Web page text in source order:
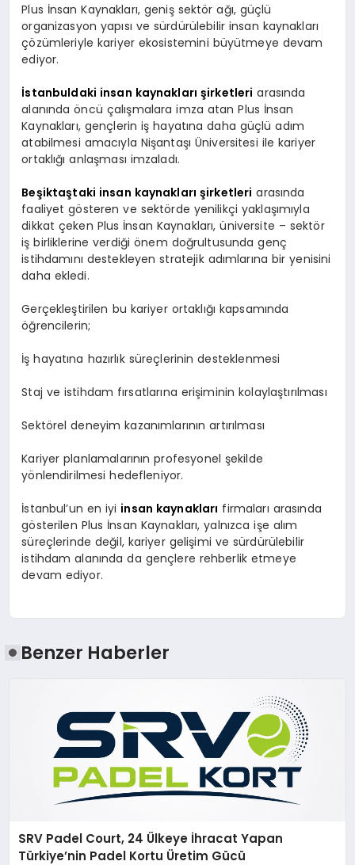
Plus İnsan Kaynakları, geniş sektör ağı, güçlü
organizasyon yapısı ve sürdürülebilir insan kaynakları
çözümleriyle kariyer ekosistemini büyütmeye devam
ediyor.
İstanbuldaki insan kaynakları şirketleri arasında
alanında öncü çalışmalara imza atan Plus İnsan
Kaynakları, gençlerin iş hayatına daha güçlü adım
atabilmesi amacıyla Nişantaşı Üniversitesi ile kariyer
ortaklığı anlaşması imzaladı.
Beşiktaştaki insan kaynakları şirketleri arasında
faaliyet gösteren ve sektörde yenilikçi yaklaşımıyla
dikkat çeken Plus İnsan Kaynakları, üniversite – sektör
iş birliklerine verdiği önem doğrultusunda genç
istihdamını destekleyen stratejik adımlarına bir yenisini
daha ekledi.
Gerçekleştirilen bu kariyer ortaklığı kapsamında
öğrencilerin;
İş hayatına hazırlık süreçlerinin desteklenmesi
Staj ve istihdam fırsatlarına erişiminin kolaylaştırılması
Sektörel deneyim kazanımlarının artırılması
Kariyer planlamalarının profesyonel şekilde
yönlendirilmesi hedefleniyor.
İstanbul’un en iyi insan kaynakları firmaları arasında
gösterilen Plus İnsan Kaynakları, yalnızca işe alım
süreçlerinde değil, kariyer gelişimi ve sürdürülebilir
istihdam alanında da gençlere rehberlik etmeye
devam ediyor.
Benzer Haberler
SRV Padel Court, 24 Ülkeye İhracat Yapan
Türkiye’nin Padel Kortu Üretim Gücü